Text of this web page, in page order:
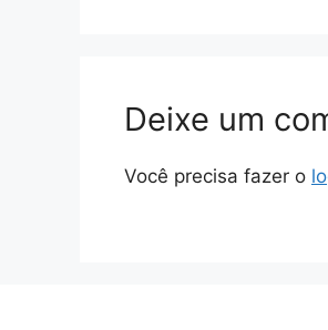
Deixe um
Você precisa fazer o